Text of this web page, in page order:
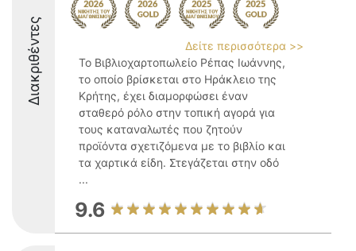
Διακριθέντες
Δείτε περισσότερα >>
Το Βιβλιοχαρτοπωλείο Ρέπας Ιωάννης,
το οποίο βρίσκεται στο Ηράκλειο της
Κρήτης, έχει διαμορφώσει έναν
σταθερό ρόλο στην τοπική αγορά για
τους καταναλωτές που ζητούν
προϊόντα σχετιζόμενα με το βιβλίο και
τα χαρτικά είδη. Στεγάζεται στην οδό
...
9.6